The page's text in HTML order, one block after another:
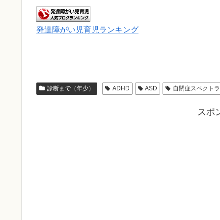
発達障がい児育児ランキング
診断まで（年少） ADHD ASD 自閉症スペクト
スポ